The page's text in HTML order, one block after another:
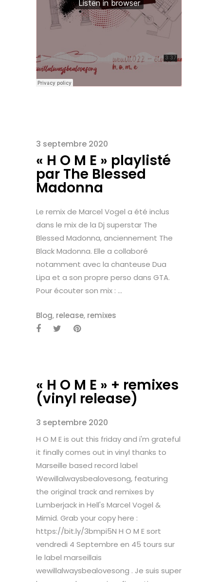
3 septembre 2020
« H O M E » playlisté
par The Blessed
Madonna
Le remix de Marcel Vogel a été inclus
dans le mix de la Dj superstar The
Blessed Madonna, anciennement The
Black Madonna. Elle a collaboré
notamment avec la chanteuse Dua
Lipa et a son propre perso dans GTA.
Pour écouter son mix : ...
Blog, release, remixes
« H O M E » + remixes
(vinyl release)
3 septembre 2020
H O M E is out this friday and i'm grateful
it finally comes out in vinyl thanks to
Marseille based record label
Wewillalwaysbealovesong, featuring
the original track and remixes by
Lumberjack in Hell's Marcel Vogel &
Mimid. Grab your copy here :
https://bit.ly/3bmpi5N H O M E sort
vendredi 4 Septembre en 45 tours sur
le label marseillais
wewillalwaysbealovesong . Je suis super